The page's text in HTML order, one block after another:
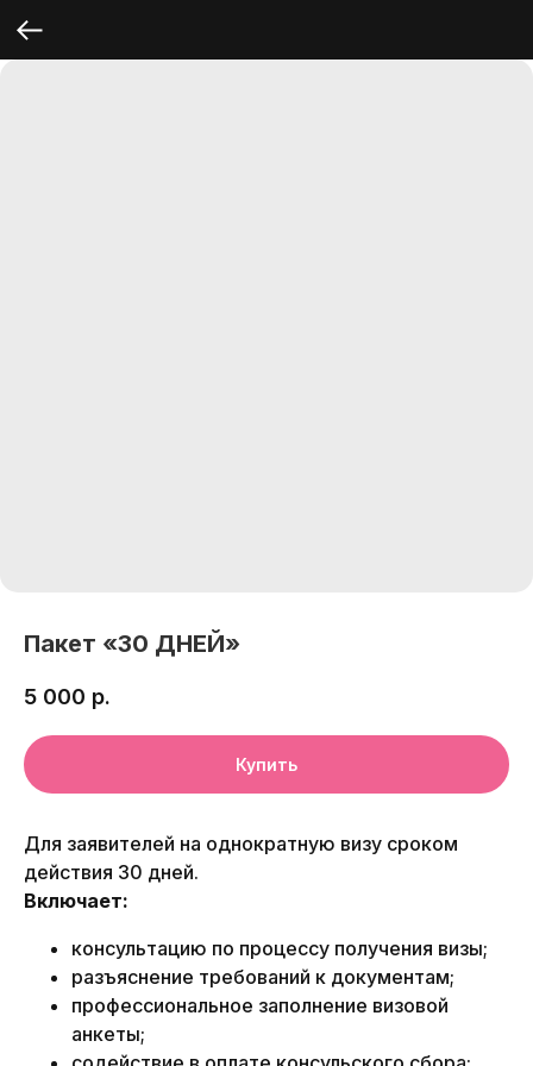
Пакет «30 ДНЕЙ»
5 000 р.
Купить
Для заявителей на однократную визу сроком
действия 30 дней.
Включает:
консультацию по процессу получения визы;
разъяснение требований к документам;
профессиональное заполнение визовой
анкеты;